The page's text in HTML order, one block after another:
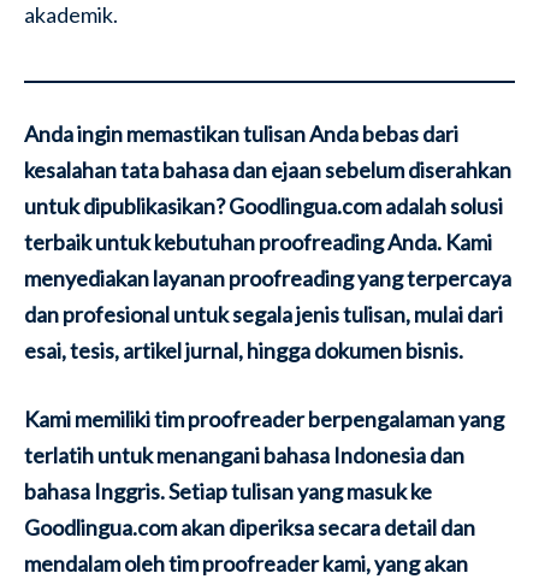
akademik.
Anda ingin memastikan tulisan Anda bebas dari
kesalahan tata bahasa dan ejaan sebelum diserahkan
untuk dipublikasikan? Goodlingua.com adalah solusi
terbaik untuk kebutuhan proofreading Anda. Kami
menyediakan layanan proofreading yang terpercaya
dan profesional untuk segala jenis tulisan, mulai dari
esai, tesis, artikel jurnal, hingga dokumen bisnis.
Kami memiliki tim proofreader berpengalaman yang
terlatih untuk menangani bahasa Indonesia dan
bahasa Inggris. Setiap tulisan yang masuk ke
Goodlingua.com akan diperiksa secara detail dan
mendalam oleh tim proofreader kami, yang akan